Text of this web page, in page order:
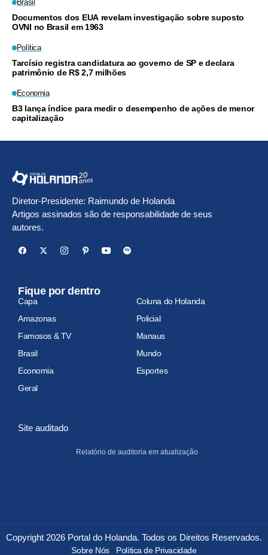
Brasil
Documentos dos EUA revelam investigação sobre suposto
OVNI no Brasil em 1963
Política
Tarcísio registra candidatura ao governo de SP e declara
patrimônio de R$ 2,7 milhões
Economia
B3 lança índice para medir o desempenho de ações de menor
capitalização
Diretor-Presidente: Raimundo de Holanda
Artigos assinados são de responsabilidade de seus
autores.
Fique por dentro
Capa
Coluna do Holanda
Amazonas
Policial
Famosos & TV
Manaus
Brasil
Mundo
Economia
Esportes
Geral
Site auditado
Relatório de auditoria em atualização
Copyright 2026 Portal do Holanda. Todos os Direitos Reservados.
Sobre Nós Política de Privacidade